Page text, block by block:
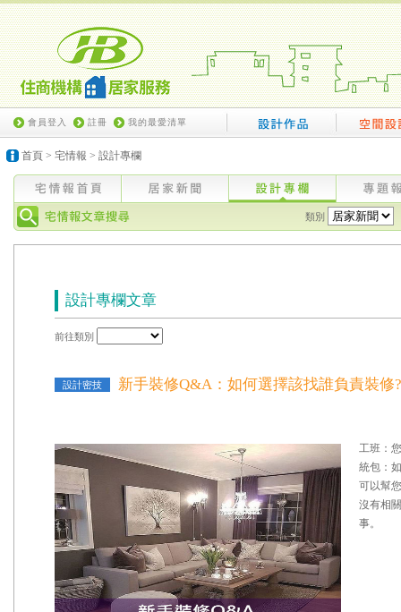
會員登入 註冊 我的最愛清單
首頁 > 宅情報 > 設計專欄
類別
設計專欄文章
前往類別
設計密技 新手裝修Q&A：如何選擇該找誰負責裝修?
工班：
統包：
可以幫
沒有相
事。